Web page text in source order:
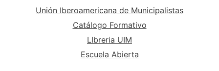
Unión Iberoamericana de Municipalistas
Catálogo Formativo
LIbreria UIM
Escuela Abierta